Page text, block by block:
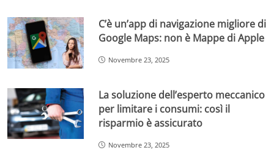
C’è un’app di navigazione migliore di
Google Maps: non è Mappe di Apple
Novembre 23, 2025
La soluzione dell’esperto meccanico
per limitare i consumi: così il
risparmio è assicurato
Novembre 23, 2025